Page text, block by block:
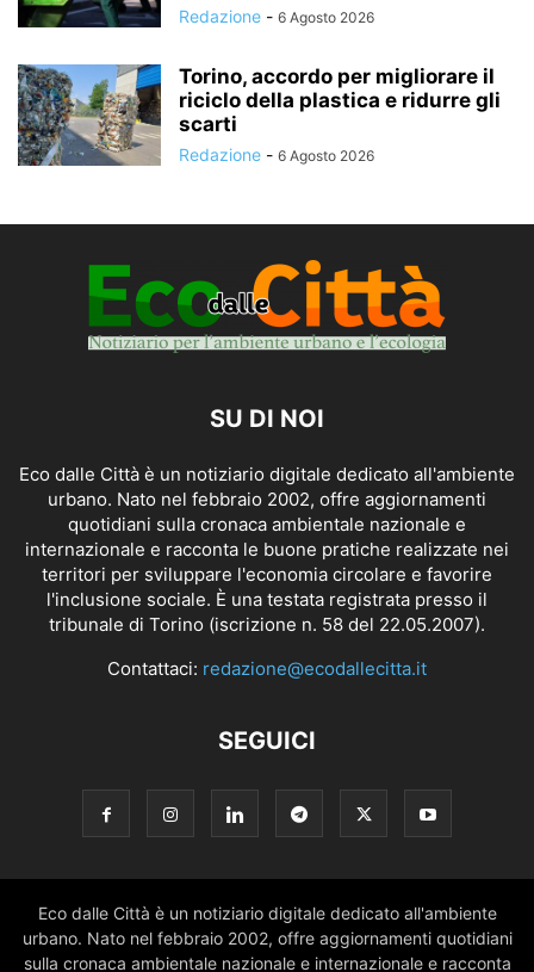
Redazione - 6 Agosto 2026
Torino, accordo per migliorare il
riciclo della plastica e ridurre gli
scarti
Redazione - 6 Agosto 2026
SU DI NOI
Eco dalle Città è un notiziario digitale dedicato all'ambiente
urbano. Nato nel febbraio 2002, offre aggiornamenti
quotidiani sulla cronaca ambientale nazionale e
internazionale e racconta le buone pratiche realizzate nei
territori per sviluppare l'economia circolare e favorire
l'inclusione sociale. È una testata registrata presso il
tribunale di Torino (iscrizione n. 58 del 22.05.2007).
Contattaci: redazione@ecodallecitta.it
SEGUICI
Eco dalle Città è un notiziario digitale dedicato all'ambiente
urbano. Nato nel febbraio 2002, offre aggiornamenti quotidiani
sulla cronaca ambientale nazionale e internazionale e racconta